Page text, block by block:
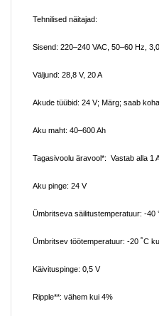
Tehnilised näitajad:
Sisend: 220–240 VAC, 50–60 Hz,
Väljund: 28,8 V, 20 A
Akude tüübid: 24 V; Märg; saab
Aku maht: 40–600 Ah
Tagasivoolu äravool*: Vastab alla 1
Aku pinge: 24 V
Ümbritseva säilitustemperatuur: -40
Ümbritsev töötemperatuur: -20 ˚C
Käivituspinge: 0,5 V
Ripple**: vähem kui 4%